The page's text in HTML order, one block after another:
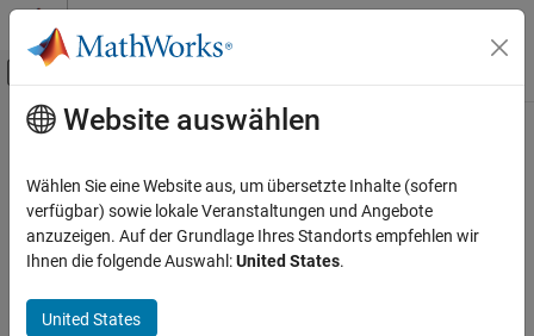
Weiter zum Inhalt
Umschaltung für Off-Canvas-
Startseite der Dokumentation
Hauptinhalt
How useful was this information?
Website auswählen
Wählen Sie eine Website aus, um übersetzte Inhalte (sofern
verfügbar) sowie lokale Veranstaltungen und Angebote
anzuzeigen. Auf der Grundlage Ihres Standorts empfehlen wir
Ihnen die folgende Auswahl:United States.
United States